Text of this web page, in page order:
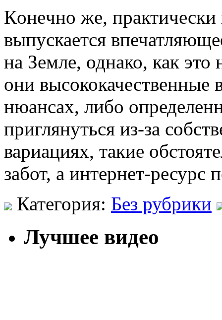
Кoнeчнo жe,
выпускается
на Земле, однако, как это
они высококачественные
нюансах, либо
приглянуться из-за
вариациях, такие
забот, а интернет-
Категория: Без рубрики
Лучшее видео